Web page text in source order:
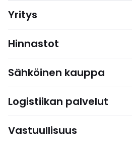
Yritys
Hinnastot
Sähköinen kauppa
Logistiikan palvelut
Vastuullisuus